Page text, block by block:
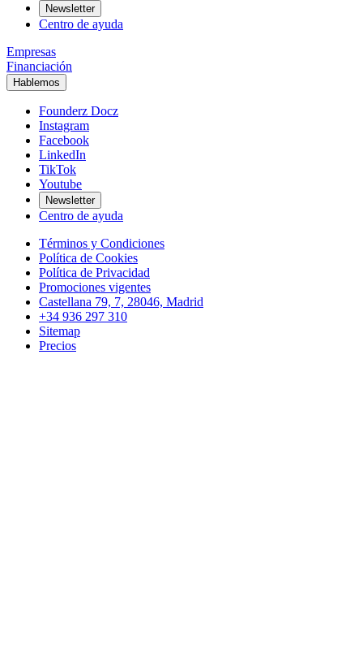
Newsletter
Centro de ayuda
Empresas
Financiación
Hablemos
Founderz Docz
Instagram
Facebook
LinkedIn
TikTok
Youtube
Newsletter
Centro de ayuda
Términos y Condiciones
Política de Cookies
Política de Privacidad
Promociones vigentes
Castellana 79, 7, 28046, Madrid
+34 936 297 310
Sitemap
Precios